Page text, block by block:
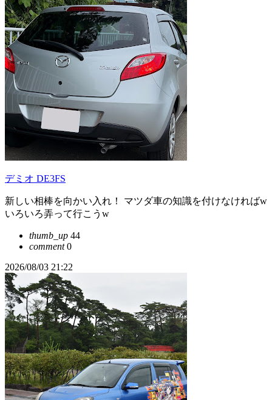
デミオ DE3FS
新しい相棒を向かい入れ！ マツダ車の知識を付けなければw
いろいろ弄って行こうw
thumb_up 44
comment0
2026/08/03 21:22